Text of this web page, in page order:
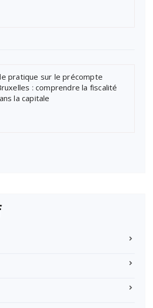
pratique sur le précompte
: comprendre la fiscalité
la capitale